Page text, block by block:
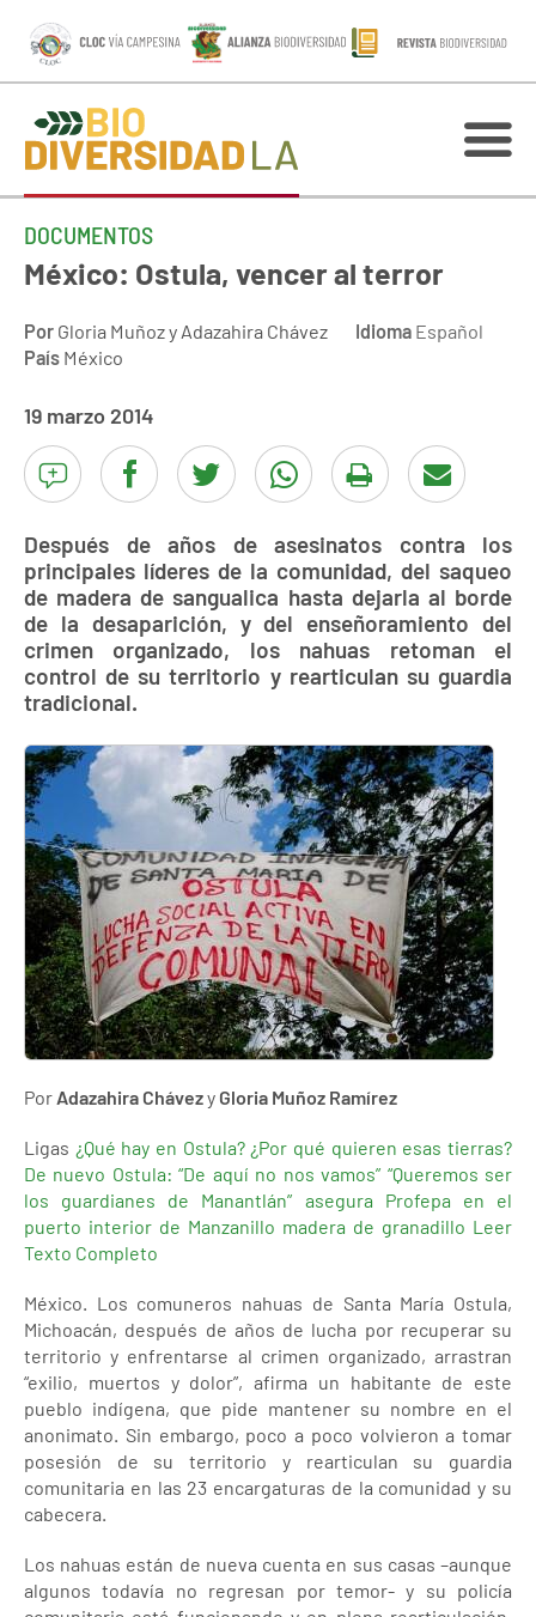
DOCUMENTOS
México: Ostula, vencer al terror
Por Gloria Muñoz y Adazahira Chávez Idioma Español
País México
19 marzo 2014
Después de años de asesinatos contra los
principales líderes de la comunidad, del saqueo
de madera de sangualica hasta dejarla al borde
de la desaparición, y del enseñoramiento del
crimen organizado, los nahuas retoman el
control de su territorio y rearticulan su guardia
tradicional.
Por Adazahira Chávezy Gloria Muñoz Ramírez
Ligas ¿Qué hay en Ostula? ¿Por qué quieren esas tierras?
De nuevo Ostula: “De aquí no nos vamos” “Queremos ser
los guardianes de Manantlán” asegura Profepa en el
puerto interior de Manzanillo madera de granadillo Leer
Texto Completo
México. Los comuneros nahuas de Santa María Ostula,
Michoacán, después de años de lucha por recuperar su
territorio y enfrentarse al crimen organizado, arrastran
“exilio, muertos y dolor”, afirma un habitante de este
pueblo indígena, que pide mantener su nombre en el
anonimato. Sin embargo, poco a poco volvieron a tomar
posesión de su territorio y rearticulan su guardia
comunitaria en las 23 encargaturas de la comunidad y su
cabecera.
Los nahuas están de nueva cuenta en sus casas –aunque
algunos todavía no regresan por temor- y su policía